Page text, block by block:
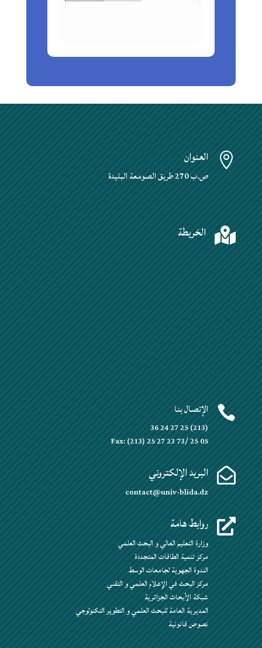
 العنوان
ص.ب 270 طريق الصومعة البليدة
 الخريطة
 الإتصال بنا
(213) 25 27 24 36
Fax: (213) 25 27 23 73/ 25 05
 البريد الإلكتروني
contact@univ-blida.dz
 روابط هامة
وزارة التعليم العالي و البحث العلمي
مركز تنمية الطاقات المتجددة
الندوة الجهوية لجامعات الوسط
مركز البحث في الإعلام العلمي و التقني
شبكة الأبحاث الجزائرية
المديرية العامة للبحث العلمي و التطوير التكنولوجي
نصوص قانونية